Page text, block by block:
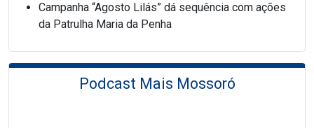
Campanha “Agosto Lilás” dá sequência com ações
da Patrulha Maria da Penha
Podcast Mais Mossoró